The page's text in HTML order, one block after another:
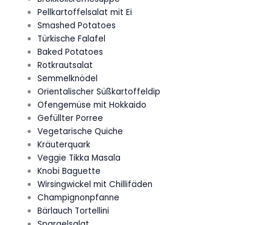
Pellkartoffelsalat mit Ei
Smashed Potatoes
Türkische Falafel
Baked Potatoes
Rotkrautsalat
Semmelknödel
Orientalischer Süßkartoffeldip
Ofengemüse mit Hokkaido
Gefüllter Porree
Vegetarische Quiche
Kräuterquark
Veggie Tikka Masala
Knobi Baguette
Wirsingwickel mit Chillifäden
Champignonpfanne
Bärlauch Tortellini